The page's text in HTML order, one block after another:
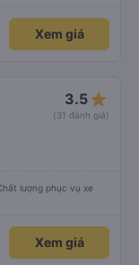
Xem giá
3.5 star_rate
(31 đánh giá)
lượng phục vụ xe
Xem giá